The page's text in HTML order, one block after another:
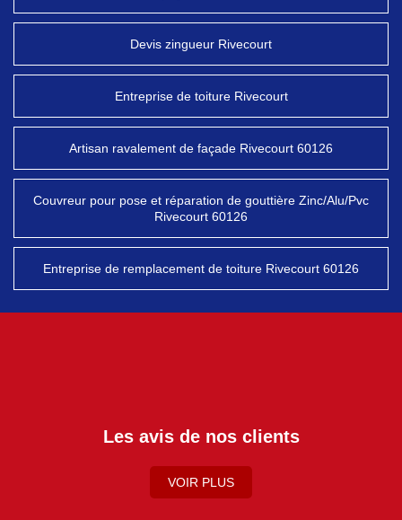
Devis zingueur Rivecourt
Entreprise de toiture Rivecourt
Artisan ravalement de façade Rivecourt 60126
Couvreur pour pose et réparation de gouttière Zinc/Alu/Pvc
Rivecourt 60126
Entreprise de remplacement de toiture Rivecourt 60126
Les avis de nos clients
VOIR PLUS